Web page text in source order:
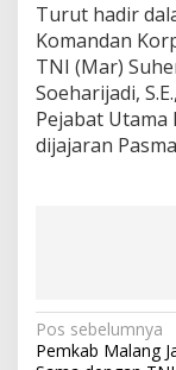
Turut hadir
Komandan
TNI (Mar)
Soeharijadi,
Pejabat
dijajaran
N
Pos sebelumnya
Pemkab Malang